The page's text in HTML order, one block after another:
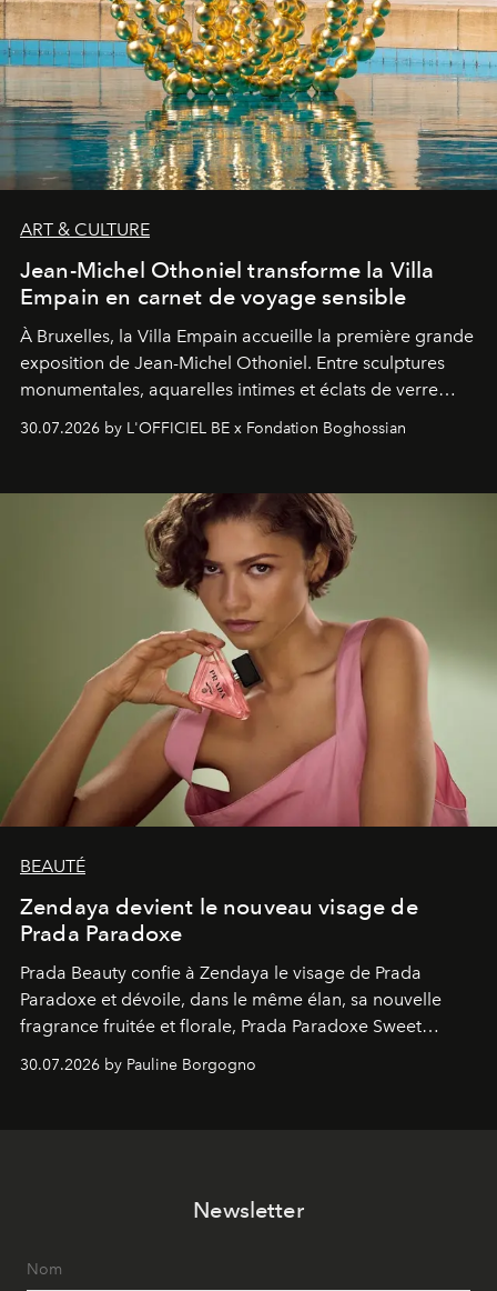
ART & CULTURE
Jean-Michel Othoniel transforme la Villa
Empain en carnet de voyage sensible
À Bruxelles, la Villa Empain accueille la première grande
exposition de Jean-Michel Othoniel. Entre sculptures
monumentales, aquarelles intimes et éclats de verre
soufflé, l’artiste français compose un itinéraire
émotionnel où chaque œuvre devient le souvenir
émerveillement.
30.07.2026 by L'OFFICIEL BE x Fondation Boghossian
BEAUTÉ
Zendaya devient le nouveau visage de
Prada Paradoxe
Prada Beauty confie à Zendaya le visage de Prada
Paradoxe et dévoile, dans le même élan, sa nouvelle
fragrance fruitée et florale, Prada Paradoxe Sweet
Chemistry Eau de Parfum.
30.07.2026 by Pauline Borgogno
Newsletter